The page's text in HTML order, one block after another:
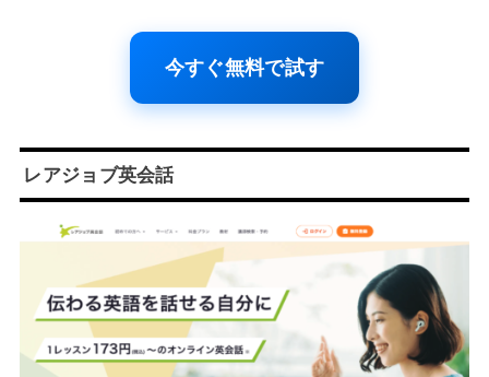
今すぐ無料で試す
レアジョブ英会話